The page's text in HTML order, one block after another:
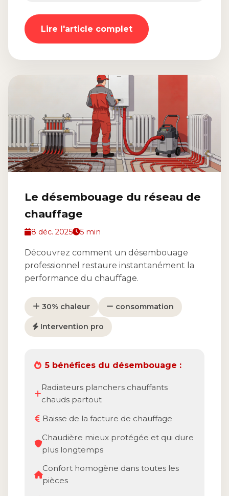
Lire l'article complet
Le désembouage du réseau de
chauffage
8 déc. 2025 5 min
Découvrez comment un désembouage
professionnel restaure instantanément la
performance du chauffage.
30% chaleur consommation
Intervention pro
5 bénéfices du désembouage :
Radiateurs planchers chauffants
chauds partout
Baisse de la facture de chauffage
Chaudière mieux protégée et qui dure
plus longtemps
Confort homogène dans toutes les
pièces